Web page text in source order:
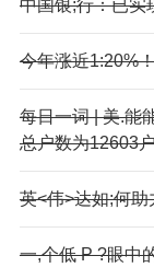
中国银;行：已实
今年涨近1:20%
每日一词 | 美.能
总户数为12603
英<伟>达如;何
一,个低 P ?眼中